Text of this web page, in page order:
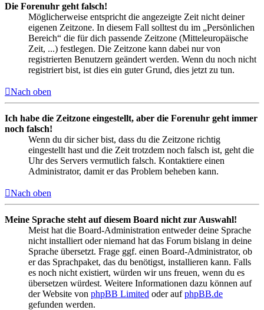
Die Forenuhr geht falsch!
Möglicherweise entspricht die angezeigte Zeit nicht deiner
eigenen Zeitzone. In diesem Fall solltest du im „Persönlichen
Bereich“ die für dich passende Zeitzone (Mitteleuropäische
Zeit, ...) festlegen. Die Zeitzone kann dabei nur von
registrierten Benutzern geändert werden. Wenn du noch nicht
registriert bist, ist dies ein guter Grund, dies jetzt zu tun.
Nach oben
Ich habe die Zeitzone eingestellt, aber die Forenuhr geht immer
noch falsch!
Wenn du dir sicher bist, dass du die Zeitzone richtig
eingestellt hast und die Zeit trotzdem noch falsch ist, geht die
Uhr des Servers vermutlich falsch. Kontaktiere einen
Administrator, damit er das Problem beheben kann.
Nach oben
Meine Sprache steht auf diesem Board nicht zur Auswahl!
Meist hat die Board-Administration entweder deine Sprache
nicht installiert oder niemand hat das Forum bislang in deine
Sprache übersetzt. Frage ggf. einen Board-Administrator, ob
er das Sprachpaket, das du benötigst, installieren kann. Falls
es noch nicht existiert, würden wir uns freuen, wenn du es
übersetzen würdest. Weitere Informationen dazu können auf
der Website von phpBB Limited oder aufphpBB.de
gefunden werden.